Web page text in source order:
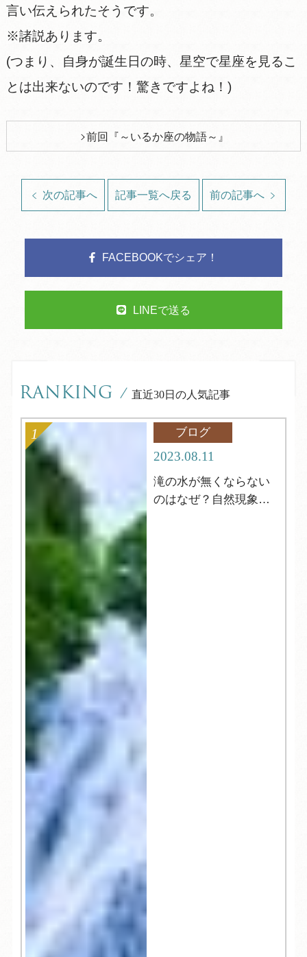
言い伝えられたそうです。
※諸説あります。
(つまり、自身が誕生日の時、星空で星座を見るこ
とは出来ないのです！驚きですよね！)
前回『～いるか座の物語～』
次の記事へ 記事一覧へ戻る 前の記事へ
FACEBOOKでシェア！
LINEで送る
RANKING / 直近30日の人気記事
ブログ
2023.08.11
滝の水が無くならない
のはなぜ？自然現象解